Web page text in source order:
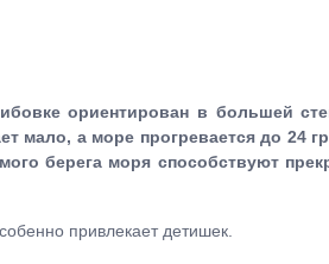
ориентирован в большей
мало, а море прогревается до 24
берега моря способствуют
привлекает детишек.